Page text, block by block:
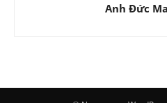
Anh Đức